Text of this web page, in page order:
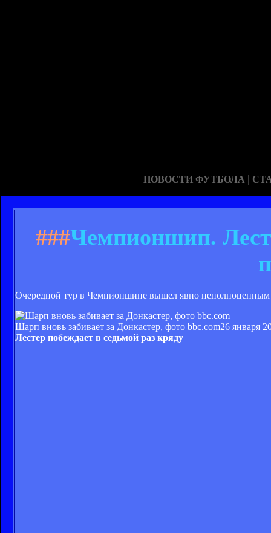
НОВОСТИ ФУТБОЛА |
###Чемпионшип.
Очередной тур в Чемпионшипе вышел явно неполноценным
Шарп вновь забивает за Донкастер, фото bbc.com26 января
Лестер побеждает в седьмой раз кряду